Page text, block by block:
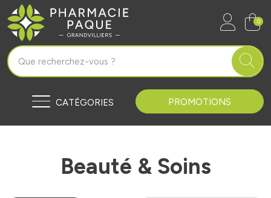
Pharmacie Paque Grandvilliers
0
CATÉGORIES PROMOTIONS
Beauté & Soins